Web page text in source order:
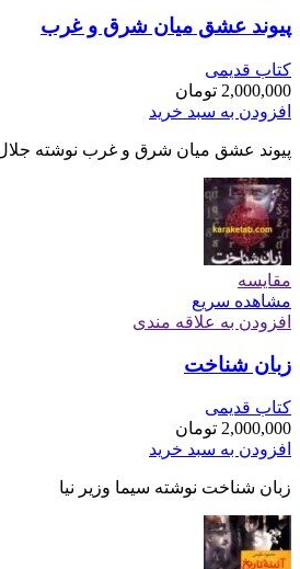
پیوند عشق میان شرق و غرب
کتاب قدیمی
2,000,000 تومان
افزودن به سبد خرید
پیوند عشق میان شرق و غرب نوشته
مقایسه
مشاهده سریع
افزودن به علاقه مندی
زبان شناخت
کتاب قدیمی
2,000,000 تومان
افزودن به سبد خرید
زبان شناخت نوشته سیما وزیر نیا